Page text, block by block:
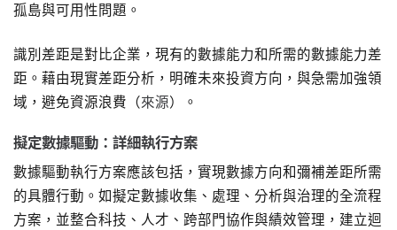
孤島與可用性問題。
識別差距是對比企業，現有的數據能力和所需的數據能力差
距。藉由現實差距分析，明確未來投資方向，與急需加強領
域，避免資源浪費（來源）。
擬定數據驅動：詳細執行方案
數據驅動執行方案應該包括，實現數據方向和彌補差距所需
的具體行動。如擬定數據收集、處理、分析與治理的全流程
方案，並整合科技、人才、跨部門協作與績效管理，建立迴